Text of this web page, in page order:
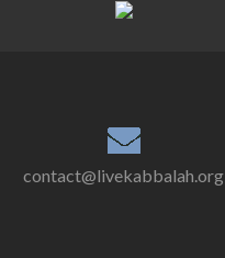
contact@livekabbalah.org